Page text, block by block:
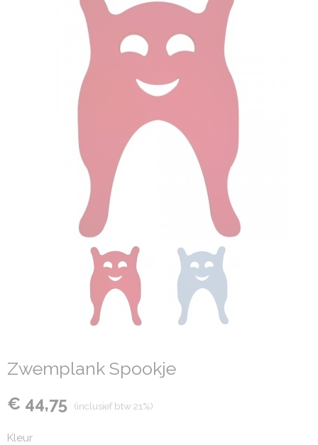
Zwemplank Spookje
€ 44,75 (inclusief btw 21%)
Kleur